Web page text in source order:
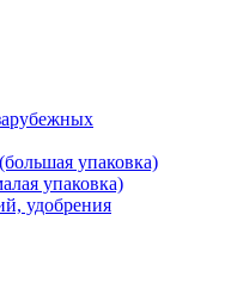
упаковка)
упаковка)
удобрения